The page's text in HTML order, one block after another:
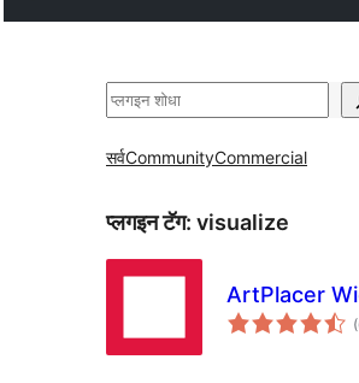
शोधा
सर्वCommunityCommercial
प्लगइन टॅग: visualize
ArtPlacer